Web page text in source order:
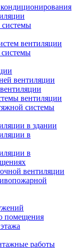
системы
вентиляции
вентиляции
вентиляции
системы
в здании
в
в
вентиляции
помещения
работы